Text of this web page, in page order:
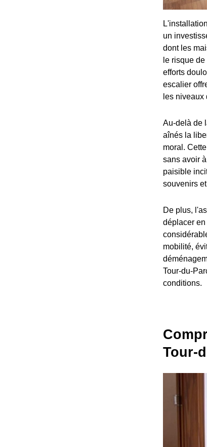
un
dont les
le risque
efforts
escalier
les niveaux
Au-delà de
aînés la
moral.
sans avoir
paisible
souvenirs
De plus,
déplacer
mobilité,
Tour-du-
conditions.
Tour-